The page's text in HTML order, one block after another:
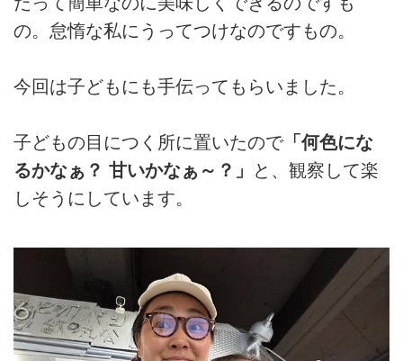
の。怠惰な私にうってつけなのですもの。
今回は子どもにも手伝ってもらいました。
子どもの目につく所に置いたので「何色にな
るかなぁ？ 甘いかなぁ～？」
と、観察して楽
しそうにしています。